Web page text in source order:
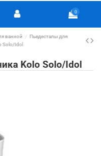
0
ванной
Пьедесталы для
Solo/Idol
Kolo Solo/Idol